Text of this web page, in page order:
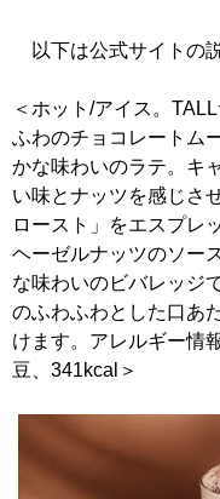
以下は公式サイトの説
＜ホット/アイス。
ふわのチョコレートム
かな味わいのラテ。キ
い味とナッツを感じさ
ロースト」をエスプレ
ヘーゼルナッツのソー
な味わいのビバレッジ
のふわふわとした口あ
けます。アレルギー
豆、341kcal＞